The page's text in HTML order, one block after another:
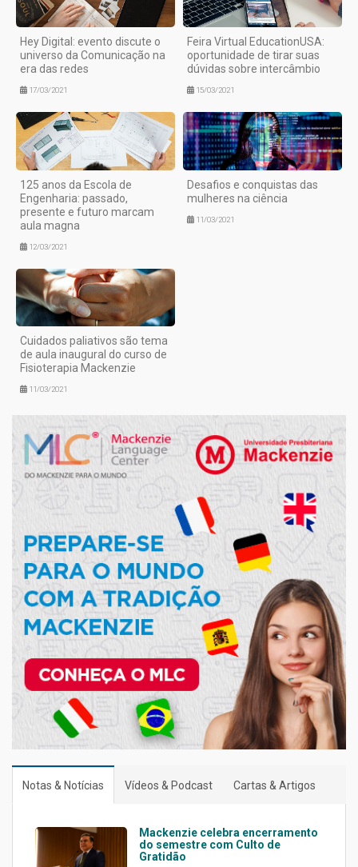
Hey Digital: evento discute o
universo da Comunicação na
era das redes
17/03/2021
Feira Virtual EducationUSA:
oportunidade de tirar suas
dúvidas sobre intercâmbio
15/03/2021
125 anos da Escola de
Engenharia: passado,
presente e futuro marcam
aula magna
12/03/2021
Desafios e conquistas das
mulheres na ciência
11/03/2021
Cuidados paliativos são tema
de aula inaugural do curso de
Fisioterapia Mackenzie
11/03/2021
Notas & Notícias Vídeos & Podcast Cartas & Artigos
Mackenzie celebra encerramento
do semestre com Culto de
Gratidão